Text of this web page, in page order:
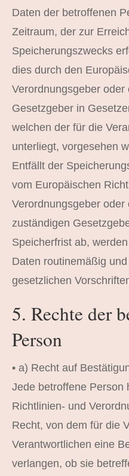
Daten der betroffenen
Zeitraum, der zur
Speicherungszwecks
dies durch den
Verordnungsgeber oder
Gesetzgeber in
welchen der für die
unterliegt, vorgesehen
Entfällt der
vom Europäischen
Verordnungsgeber oder
zuständigen
Speicherfrist ab,
Daten routinemäßig
gesetzlichen
5. Rechte der
Person
• a) Recht auf
Jede betroffene Person
Richtlinien- und
Recht, von dem für die
Verantwortlichen eine
verlangen, ob sie